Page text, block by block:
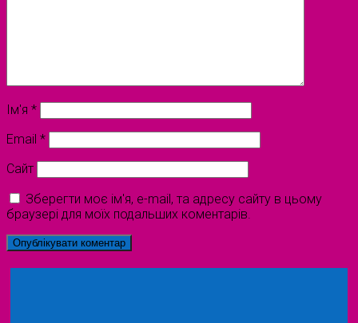
Ім'я *
Email *
Сайт
Зберегти моє ім'я, e-mail, та адресу сайту в цьому
браузері для моїх подальших коментарів.